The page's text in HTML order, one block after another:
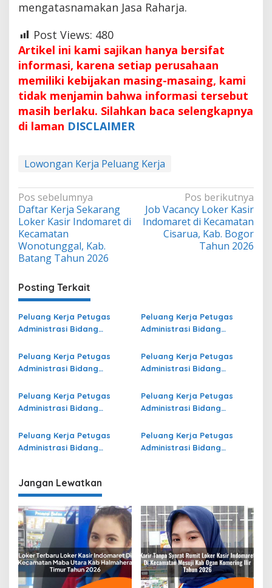
mengatasnamakan Jasa Raharja.
Post Views: 480
Artikel ini kami sajikan hanya bersifat
informasi, karena setiap perusahaan
memiliki kebijakan masing-masaing, kami
tidak menjamin bahwa informasi tersebut
masih berlaku. Silahkan baca selengkapnya
di laman DISCLAIMER
Lowongan Kerja Peluang Kerja
Navigasi
pos
Pos sebelumnya
Daftar Kerja Sekarang
Loker Kasir Indomaret di
Kecamatan
Wonotunggal, Kab.
Batang Tahun 2026
Pos berikutnya
Job Vacancy Loker Kasir
Indomaret di Kecamatan
Cisarua, Kab. Bogor
Tahun 2026
Posting Terkait
Peluang Kerja Petugas
Administrasi Bidang
di Morowali Utara Terbaru
Peluang Kerja Petugas
Administrasi Bidang
di Kota Pariaman Terbaru
Peluang Kerja Petugas
Administrasi Bidang
di Badung Terbaru
Peluang Kerja Petugas
Administrasi Bidang
Terbaru
Peluang Kerja Petugas
Administrasi Bidang
di Kuningan Terbaru
Peluang Kerja Petugas
Administrasi Bidang
di Bolaang Mongondow
Selatan Terbaru
Peluang Kerja Petugas
Administrasi Bidang
Terbaru
Peluang Kerja Petugas
Administrasi Bidang
Jangan Lewatkan